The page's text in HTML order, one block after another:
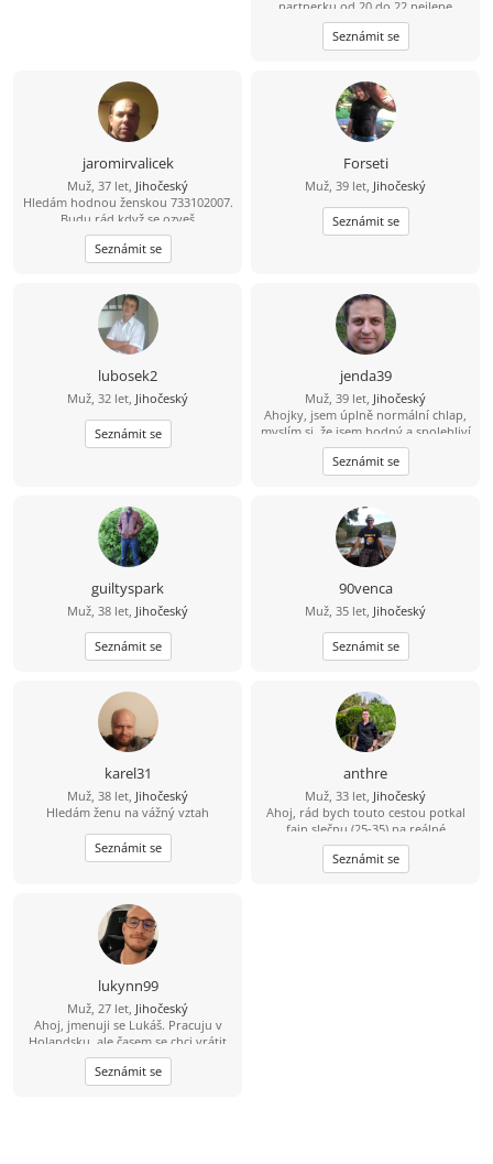
partnerku od 20 do 22 nejlepe
Seznámit se
jaromirvalicek
Muž, 37 let, Jihočeský
Hledám hodnou ženskou 733102007.
Budu rád když se ozveš
Seznámit se
Forseti
Muž, 39 let, Jihočeský
Seznámit se
lubosek2
Muž, 32 let, Jihočeský
Seznámit se
jenda39
Muž, 39 let, Jihočeský
Ahojky, jsem úplně normální chlap,
myslím si, že jsem hodný a spolehliví
a že nezkazím žádnou srandu.
Hledám k sobě partnerku na
společnou a pohodovou cestu
překážkou????
Seznámit se
guiltyspark
Muž, 38 let, Jihočeský
Seznámit se
90venca
Muž, 35 let, Jihočeský
Seznámit se
karel31
Muž, 38 let, Jihočeský
Hledám ženu na vážný vztah
Seznámit se
anthre
Muž, 33 let, Jihočeský
Ahoj, rád bych touto cestou potkal
fajn slečnu (25-35) na reálné
seznámení. Že se sice jmenuji Dědek,
ale ve svých 33 letech mám do
starého železa ještě daleko. ????
Seznámit se
lukynn99
Muž, 27 let, Jihočeský
Ahoj, jmenuji se Lukáš. Pracuju v
Holandsku, ale časem se chci vrátit
zpátky do Česka a rád bych už
poznal někoho normálního do
života. Jsem spíš člověk do reálného
Seznámit se